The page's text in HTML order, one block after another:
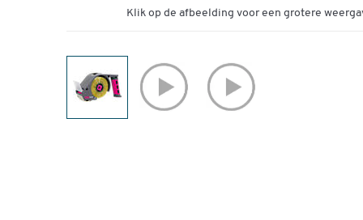
Klik op de afbeelding voor een grotere